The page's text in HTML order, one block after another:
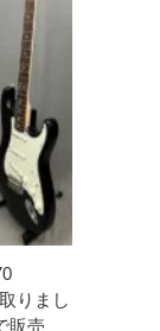
りまし
販売